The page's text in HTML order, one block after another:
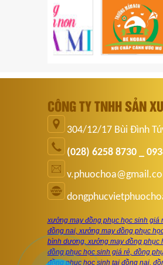
CÔNG TY TNHH SẢN
304/12/17 Bùi Đình
(028) 6258 8730 _
xưởng may đồng phục học sinh giá
đồng nai, xưởng may đồng phục
bình dương, xưởng may đồng phục
đồng phục học sinh giá rẻ, đồng
đồng phục học sinh tại đồng nai,